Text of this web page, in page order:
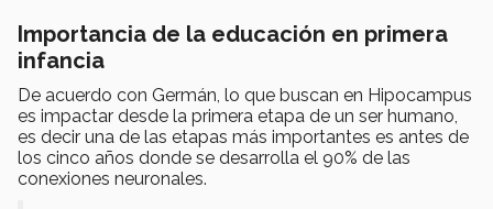
Importancia de la educación en primera
infancia
De acuerdo con Germán, lo que buscan en Hipocampus
es impactar desde la primera etapa de un ser humano,
es decir una de las etapas más importantes es antes de
los cinco años donde se desarrolla el 90% de las
conexiones neuronales.